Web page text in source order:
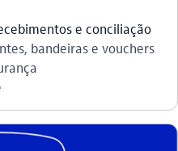
e conciliação
bandeiras e vouchers